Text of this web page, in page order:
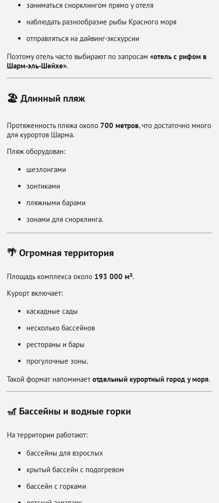
заниматься снорклингом прямо у отеля
наблюдать разнообразие рыбы Красного моря
отправляться на дайвинг-экскурсии
Поэтому отель часто выбирают по запросам «отель с рифом в
Шарм-эль-Шейхе».
🏖 Длинный пляж
Протяженность пляжа около 700 метров, что достаточно много
для курортов Шарма.
Пляж оборудован:
шезлонгами
зонтиками
пляжными барами
зонами для снорклинга.
🌴 Огромная территория
Площадь комплекса около 193 000 м².
Курорт включает:
каскадные сады
несколько бассейнов
рестораны и бары
прогулочные зоны.
Такой формат напоминает отдельный курортный город у моря.
🎢 Бассейны и водные горки
На территории работают:
бассейны для взрослых
крытый бассейн с подогревом
бассейн с горками